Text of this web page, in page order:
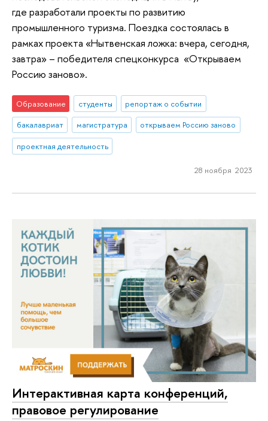
где разработали проекты по развитию
промышленного туризма. Поездка состоялась в
рамках проекта «Нытвенская ложка: вчера, сегодня,
завтра» – победителя спецконкурса «Открываем
Россию заново».
Образование студенты
репортаж о событии
бакалавриат
магистратура
открываем Россию заново
проектная деятельность
28 ноября 2023
Интерактивная карта конференций,
правовое регулирование